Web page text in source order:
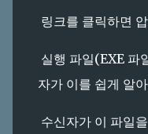
링크를 클릭하면
실행 파일(EXE 파
자가 이를 쉽게 알
수신자가 이 파일